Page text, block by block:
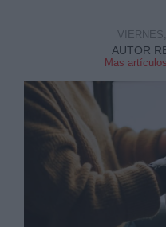
AUTOR
Mas
Derechos:
link
Información adicional